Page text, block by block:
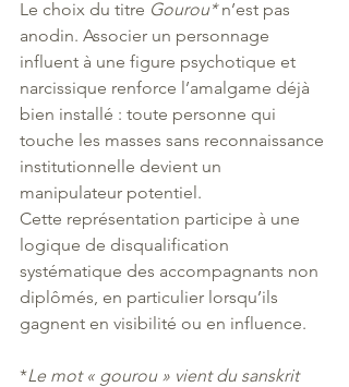
Le choix du titre Gourou* n’est pas
anodin. Associer un personnage
influent à une figure psychotique et
narcissique renforce l’amalgame déjà
bien installé : toute personne qui
touche les masses sans reconnaissance
institutionnelle devient un
manipulateur potentiel.
Cette représentation participe à une
logique de disqualification
systématique des accompagnants non
diplômés, en particulier lorsqu’ils
gagnent en visibilité ou en influence.
*Le mot « gourou » vient du sanskrit